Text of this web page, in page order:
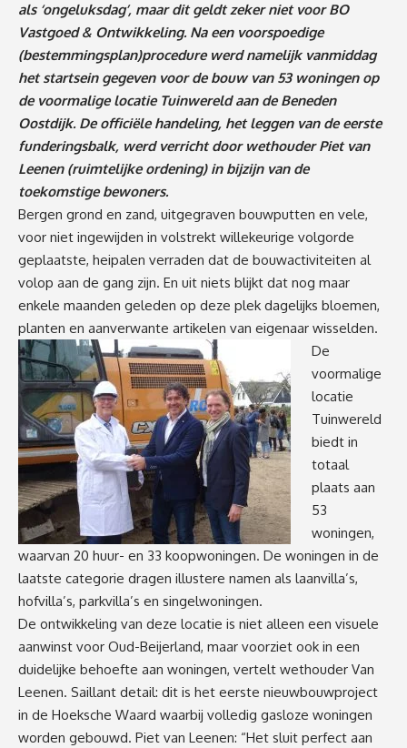
als ‘ongeluksdag’, maar dit geldt zeker niet voor BO
Vastgoed & Ontwikkeling. Na een voorspoedige
(bestemmingsplan)procedure werd namelijk vanmiddag
het startsein gegeven voor de bouw van 53 woningen op
de voormalige locatie Tuinwereld aan de Beneden
Oostdijk. De officiële handeling, het leggen van de eerste
funderingsbalk, werd verricht door wethouder Piet van
Leenen (ruimtelijke ordening) in bijzijn van de
toekomstige bewoners.
Bergen grond en zand, uitgegraven bouwputten en vele,
voor niet ingewijden in volstrekt willekeurige volgorde
geplaatste, heipalen verraden dat de bouwactiviteiten al
volop aan de gang zijn. En uit niets blijkt dat nog maar
enkele maanden geleden op deze plek dagelijks bloemen,
planten en aanverwante artikelen van eigenaar wisselden.
De
voormalige
locatie
Tuinwereld
biedt in
totaal
plaats aan
53
woningen,
waarvan 20 huur- en 33 koopwoningen. De woningen in de
laatste categorie dragen illustere namen als laanvilla’s,
hofvilla’s, parkvilla’s en singelwoningen.
De ontwikkeling van deze locatie is niet alleen een visuele
aanwinst voor Oud-Beijerland, maar voorziet ook in een
duidelijke behoefte aan woningen, vertelt wethouder Van
Leenen. Saillant detail: dit is het eerste nieuwbouwproject
in de Hoeksche Waard waarbij volledig gasloze woningen
worden gebouwd. Piet van Leenen: “Het sluit perfect aan